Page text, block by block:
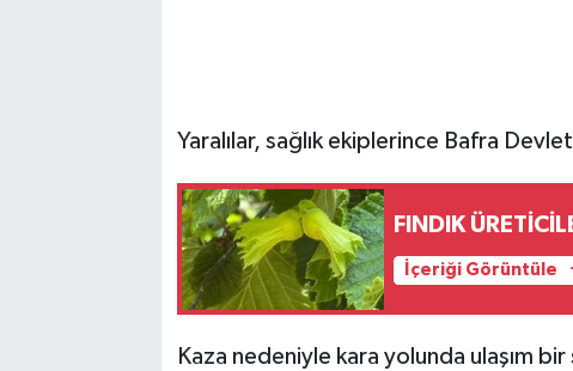
Yaralılar, sağlık ekiplerince Bafra
FINDIK
İçeriği Görüntüle
Kaza nedeniyle kara yolunda ulaşım